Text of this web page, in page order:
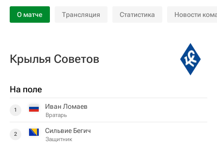
О матче Трансляция Статистика Новости
Крылья Советов
На поле
1 Иван Ломаев
Вратарь
2 Сильвие Бегич
Защитник